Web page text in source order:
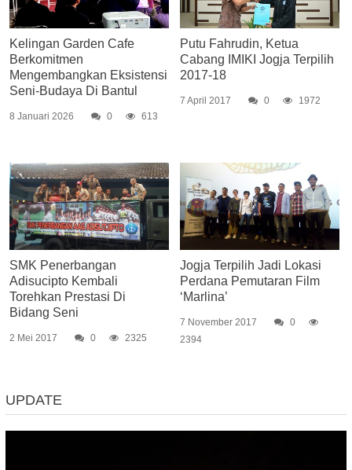
Kelingan Garden Cafe
Berkomitmen
Mengembangkan Eksistensi
Seni-Budaya Di Bantul
8 Januari 2026 0 613
Putu Fahrudin, Ketua
Cabang IMIKI Jogja Terpilih
2017-18
7 April 2017 0 1972
SMK Penerbangan
Adisucipto Kembali
Torehkan Prestasi Di
Bidang Seni
2 Mei 2017 0 2325
Jogja Terpilih Jadi Lokasi
Perdana Pemutaran Film
‘Marlina’
7 November 2017
0
2394
UPDATE